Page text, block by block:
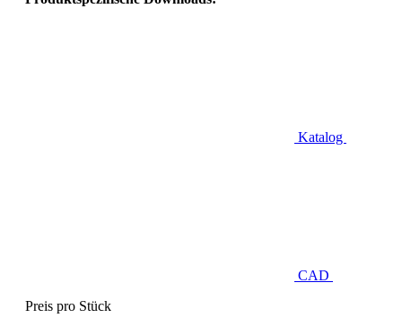
Katalog
CAD
Preis pro Stück